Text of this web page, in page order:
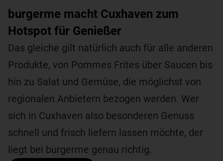
burgerme macht Cuxhaven zum
Hotspot für Genießer
Das gleiche gilt natürlich auch für alle anderen
Produkte, von Pommes Frites über Saucen bis
hin zu Salat und Gemüse, die möglichst von
regionalen Anbietern bezogen werden. Wer
sich in Cuxhaven also besonderen Genuss
schnell und frisch liefern lassen möchte, der
liegt bei burgerme genau richtig.